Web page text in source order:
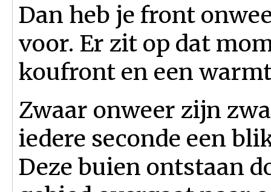
Dan heb je front
voor. Er zit op dat
koufront en een
Zwaar onweer zijn
iedere seconde een
Deze buien ontstaan